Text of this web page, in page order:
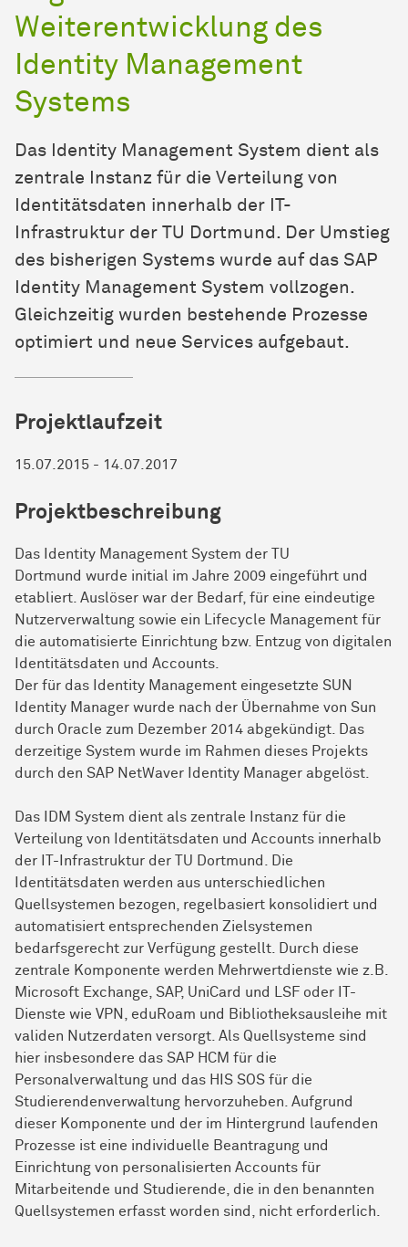
Weiterentwicklung des
Identity Management
Systems
Das Identity Management System dient als
zentrale Instanz für die Verteilung von
Identitätsdaten innerhalb der IT-
Infrastruktur der TU Dortmund. Der Umstieg
des bisherigen Systems wurde auf das SAP
Identity Management System vollzogen.
Gleichzeitig wurden bestehende Prozesse
optimiert und neue Services aufgebaut.
Projektlaufzeit
15.07.2015 - 14.07.2017
Projektbeschreibung
Das Identity Management System der TU
Dortmund wurde initial im Jahre 2009 eingeführt und
etabliert. Auslöser war der Bedarf, für eine eindeutige
Nutzerverwaltung sowie ein Lifecycle Management für
die automatisierte Einrichtung bzw. Entzug von digitalen
Identitätsdaten und Accounts.
Der für das Identity Management eingesetzte SUN
Identity Manager wurde nach der Übernahme von Sun
durch Oracle zum Dezember 2014 abgekündigt. Das
derzeitige System wurde im Rahmen dieses Projekts
durch den SAP NetWaver Identity Manager abgelöst.
Das IDM System dient als zentrale Instanz für die
Verteilung von Identitätsdaten und Accounts innerhalb
der IT-Infrastruktur der TU Dortmund. Die
Identitätsdaten werden aus unterschiedlichen
Quellsystemen bezogen, regelbasiert konsolidiert und
automatisiert entsprechenden Zielsystemen
bedarfsgerecht zur Verfügung gestellt. Durch diese
zentrale Komponente werden Mehrwertdienste wie z.B.
Microsoft Exchange, SAP, UniCard und LSF oder IT-
Dienste wie VPN, eduRoam und Bibliotheksausleihe mit
validen Nutzerdaten versorgt. Als Quellsysteme sind
hier insbesondere das SAP HCM für die
Personalverwaltung und das HIS SOS für die
Studierendenverwaltung hervorzuheben. Aufgrund
dieser Komponente und der im Hintergrund laufenden
Prozesse ist eine individuelle Beantragung und
Einrichtung von personalisierten Accounts für
Mitarbeitende und Studierende, die in den benannten
Quellsystemen erfasst worden sind, nicht erforderlich.